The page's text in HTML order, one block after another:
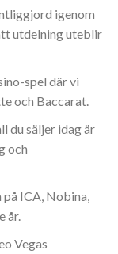
igenom
utdelning uteblir
spel där vi
och Baccarat.
du säljer idag är
och
på ICA, Nobina,
år.
Vegas